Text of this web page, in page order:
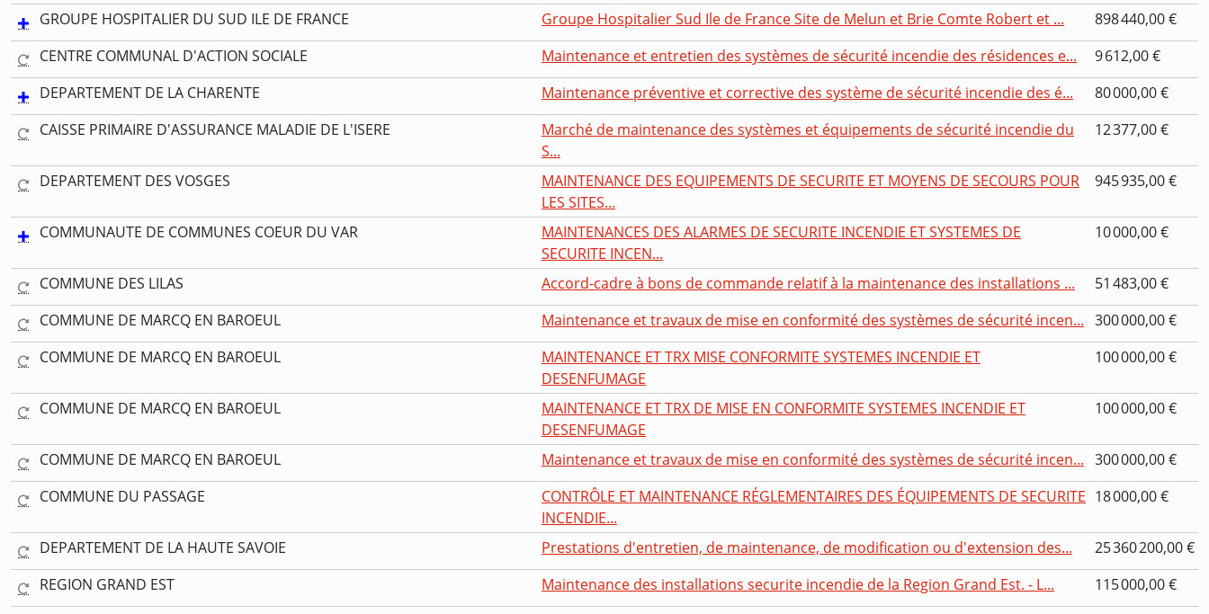
GROUPE HOSPITALIER DU SUD ILE DE FRANCE Groupe Hospitalier Sud Ile de France Site de Melun et Brie Comte Robert et ...
898 440,00 €
CENTRE COMMUNAL D'ACTION SOCIALE
Maintenance et entretien des systèmes de sécurité incendie des résidences e...
9 612,00 €
DEPARTEMENT DE LA CHARENTE
Maintenance préventive et corrective des système de sécurité incendie des é...
80 000,00 €
CAISSE PRIMAIRE D'ASSURANCE MALADIE DE L'ISERE
Marché de maintenance des systèmes et équipements de sécurité incendie du
S...
12 377,00 €
DEPARTEMENT DES VOSGES
MAINTENANCE DES EQUIPEMENTS DE SECURITE ET MOYENS DE SECOURS POUR
LES SITES...
945 935,00 €
COMMUNAUTE DE COMMUNES COEUR DU VAR
MAINTENANCES DES ALARMES DE SECURITE INCENDIE ET SYSTEMES DE
SECURITE INCEN...
10 000,00 €
COMMUNE DES LILAS Accord-cadre à bons de commande relatif à la maintenance des installations ...
51 483,00 €
COMMUNE DE MARCQ EN BAROEUL
Maintenance et travaux de mise en conformité des systèmes de sécurité incen... 300 000,00 €
COMMUNE DE MARCQ EN BAROEUL
MAINTENANCE ET TRX MISE CONFORMITE SYSTEMES INCENDIE ET
DESENFUMAGE
100 000,00 €
COMMUNE DE MARCQ EN BAROEUL
MAINTENANCE ET TRX DE MISE EN CONFORMITE SYSTEMES INCENDIE ET
DESENFUMAGE
100 000,00 €
COMMUNE DE MARCQ EN BAROEUL Maintenance et travaux de mise en conformité des systèmes de sécurité incen... 300 000,00 €
COMMUNE DU PASSAGE
CONTRÔLE ET MAINTENANCE RÉGLEMENTAIRES DES ÉQUIPEMENTS DE SECURITE
INCENDIE...
18 000,00 €
DEPARTEMENT DE LA HAUTE SAVOIE Prestations d'entretien, de maintenance, de modification ou d'extension des...
25 360 200,00 €
REGION GRAND EST
Maintenance des installations securite incendie de la Region Grand Est. - L...
115 000,00 €